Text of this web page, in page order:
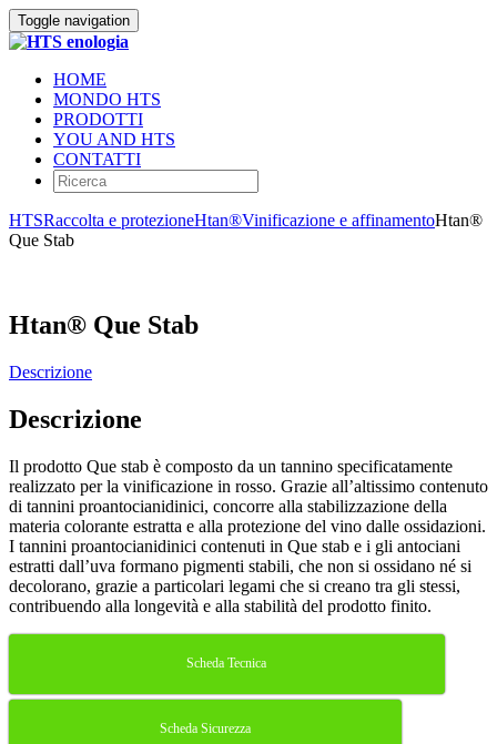
Toggle navigation
HOME
MONDO HTS
PRODOTTI
YOU AND HTS
CONTATTI
HTSRaccolta e protezioneHtan®Vinificazione e affinamentoHtan®
Que Stab
Htan® Que Stab
Descrizione
Descrizione
Il prodotto Que stab è composto da un tannino specificatamente
realizzato per la vinificazione in rosso. Grazie all’altissimo contenuto
di tannini proantocianidinici, concorre alla stabilizzazione della
materia colorante estratta e alla protezione del vino dalle ossidazioni.
I tannini proantocianidinici contenuti in Que stab e i gli antociani
estratti dall’uva formano pigmenti stabili, che non si ossidano né si
decolorano, grazie a particolari legami che si creano tra gli stessi,
contribuendo alla longevità e alla stabilità del prodotto finito.
Scheda Tecnica
Scheda Sicurezza